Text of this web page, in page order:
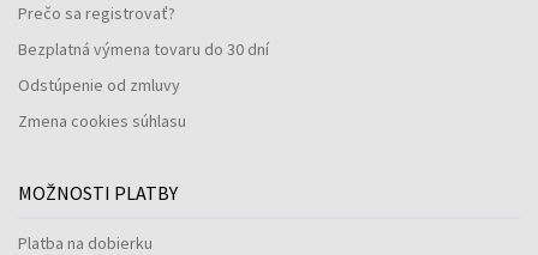
Prečo sa registrovať?
Bezplatná výmena tovaru do 30 dní
Odstúpenie od zmluvy
Zmena cookies súhlasu
MOŽNOSTI PLATBY
Platba na dobierku